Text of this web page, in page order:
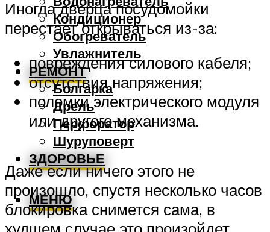
Кондиционер
Обогреватель
Увлажнитель
РЕМОНТ
Болгарка
Дрель
Перфоратор
Шуруповерт
ЗДОРОВЬЕ
МЕНЮ
Иногда дверца посудомойки
перестает открываться из-за:
повреждения силового кабеля;
отсутствия напряжения;
поломки электрического модуля
или другого механизма.
Даже если ничего этого не
произошло, спустя несколько часов
блокировка снимется сама, в